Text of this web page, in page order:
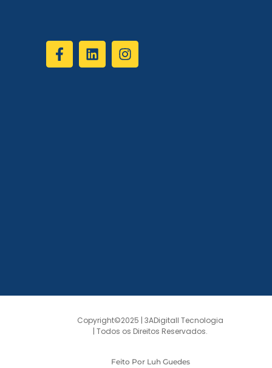
Copyright©2025 | 3ADigitall Tecnologia
| Todos os Direitos Reservados.
Feito Por Luh Guedes